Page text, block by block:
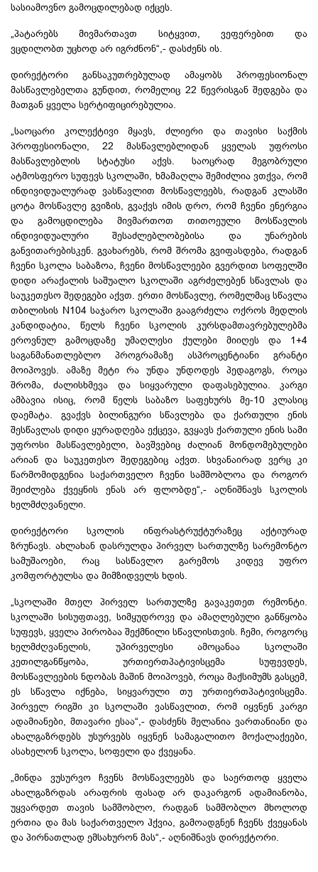
სასიამოვნო გამოცდილებად იქცეს.
„პატარებს მივმართავთ სიტყვით, ვეფერებით და
ვცდილობთ უცხოდ არ იგრძნონ“,- დასძენს ის.
დირექტორი განსაკუთრებულად ამაყობს პროფესიონალ
მასწავლებელთა გუნდით, რომელიც 22 წევრისგან შედგება და
მათგან ყველა სერტიფიცირებულია.
„საოცარი კოლექტივი მყავს, ძლიერი და თავისი საქმის
პროფესიონალი, 22 მასწავლებლიდან ყველას უფროსი
მასწავლებლის სტატუსი აქვს. საოცრად მეგობრული
ატმოსფერო სუფევს სკოლაში, ხმამაღლა შემიძლია ვთქვა, რომ
ინდივიდუალურად ვასწავლით მოსწავლეებს, რადგან კლასში
ცოტა მოსწავლე გვიზის, გვაქვს იმის დრო, რომ ჩვენი ენერგია
და გამოცდილება მივმართოთ თითოეული მოსწავლის
ინდივიდუალური შესაძლებლობებისა და უნარების
განვითარებისკენ. გვახარებს, რომ შრომა გვიფასდება, რადგან
ჩვენი სკოლა საბაზოა, ჩვენი მოსწავლეები გვერდით სოფელში
დიდი არაქალისსაშუალო სკოლაში აგრძელებენ სწავლას და
საუკეთესო შედეგები აქვთ. ერთი მოსწავლე, რომელმაც სწავლა
თბილისის N104 საჯარო სკოლაში გააგრძელა ოქროს მედლის
კანდიდატია, წელს ჩვენი სკოლის კურსდამთავრებულებმა
ეროვნულ გამოცდაზე უმაღლესი ქულები მიიღეს და 1+4
საგანმანათლებლო პროგრამაზე ასპროცენტიანი გრანტი
მოიპოვეს. ამაზე მეტი რა უნდა უნდოდეს პედაგოგს, როცა
შრომა, ძალისხმევა და სიყვარული დაფასებულია. კარგი
ამბავია ისიც, რომ წელს საბაზო საფეხურს მე-10 კლასიც
დაემატა. გვაქვსბილინგური სწავლება და ქართული ენის
შესწავლას დიდი ყურადღება ექცევა, გვყავს ქართული ენის სამი
უფროსი მასწავლებელი, ბავშვებიც ძალიან მონდომებულები
არიან და საუკეთესო შედეგებიც აქვთ. სხვანაირად ვერც კი
წარმომიდგენია საქართველო ჩვენი სამშობლოა და როგორ
შეიძლება ქვეყნის ენას არ ფლობდე“,- აღნიშნავს სკოლის
ხელმძღვანელი.
დირექტორი სკოლის ინფრასტრუქტურაზეცაქტიურად
ზრუნავს. ახლახან დასრულდა პირველ სართულზე სარემონტო
სამუშაოები, რაც სასწავლო გარემოს კიდევ უფრო
კომფორტულსა და მიმზიდველს ხდის.
„სკოლაში მთელ პირველ სართულზე გავაკეთეთ რემონტი.
სკოლაში სისუფთავე, სიმყუდროვე და ამაღლებული განწყობა
სუფევს, ყველა პირობაა შექმნილი სწავლისთვის. ჩემი, როგორც
ხელმძღვანელის, უპირველესი ამოცანაა სკოლაში
კეთილგანწყობა, ურთიერთპატივისცემა სუფევდეს,
მოსწავლეების ნდობას მაშინ მოიპოვებ, როცა მაქსიმუმს გასცემ,
ეს სწავლა იქნება, სიყვარული თუ ურთიერთპატივისცემა.
პირველ რიგში კი სკოლაში ვასწავლით, რომ იყვნენ კარგი
ადამიანები, მთავარი ესაა“,- დასძენს მელანია ვართანიანი და
ახალგაზრდებს უსურვებს იყვნენ სამაგალითო მოქალაქეები,
ასახელონ სკოლა, სოფელი და ქვეყანა.
„მინდა ვუსურვო ჩვენს მოსწავლეებს და საერთოდ ყველა
ახალგაზრდას არაფრის ფასად არ დაკარგონ ადამიანობა,
უყვარდეთ თავის სამშობლო, რადგან სამშობლო მხოლოდ
ერთია და მას საქართველო ჰქვია, გამოადგნენ ჩვენს ქვეყანას
და პირნათლად ემსახურონ მას“,- აღნიშნავს დირექტორი.